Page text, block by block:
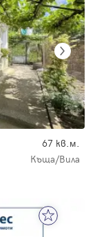
67 кв.м.
Къща/Вила